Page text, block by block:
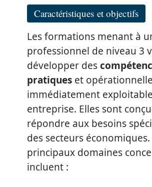
Caractéristiques et objectifs
Les formations menant à
professionnel de niveau 3
développer des
pratiques et
immédiatement
entreprise. Elles sont
répondre aux besoins
des secteurs économiques.
principaux domaines
incluent :